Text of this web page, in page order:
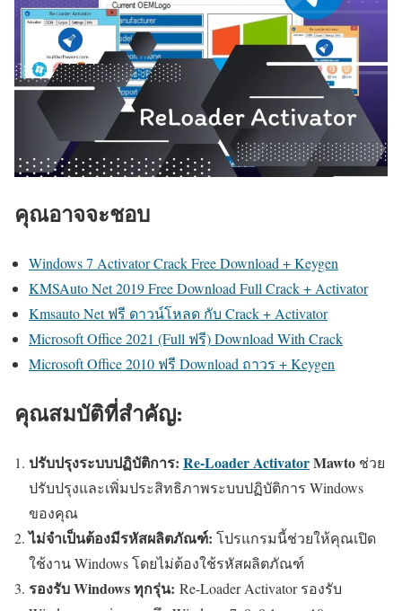
คุณอาจจะชอบ
Windows 7 Activator Crack Free Download + Keygen
KMSAuto Net 2019 Free Download Full Crack + Activator
Kmsauto Net ฟรี ดาวน์โหลด กับ Crack + Activator
Microsoft Office 2021 (Full ฟรี) Download With Crack
Microsoft Office 2010 ฟรี Download ถาวร + Keygen
คุณสมบัติที่สำคัญ:
ปรับปรุงระบบปฏิบัติการ: Re-Loader ActivatorMawto ช่วย
ปรับปรุงและเพิ่มประสิทธิภาพระบบปฏิบัติการ Windows
ของคุณ
ไม่จำเป็นต้องมีรหัสผลิตภัณฑ์: โปรแกรมนี้ช่วยให้คุณเปิด
ใช้งาน Windows โดยไม่ต้องใช้รหัสผลิตภัณฑ์
รองรับ Windows ทุกรุ่น: Re-Loader Activator รองรับ